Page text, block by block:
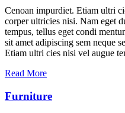
Cenoan impurdiet. Etiam ultri
corper ultricies nisi. Nam eget
tempus, tellus eget condi
sit amet adipiscing sem neque
Etiam ultri cies nisi vel augue
Read More
Furniture